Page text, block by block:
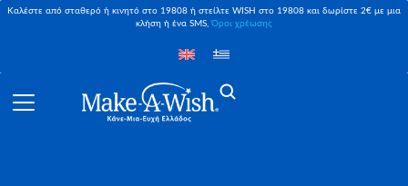
Καλέστε από σταθερό ή κινητό στο 19808 ή στείλτε WISH στο 19808 και δωρίστε 2€ με μια
κλήση ή ένα SMS,Όροι χρέωσης